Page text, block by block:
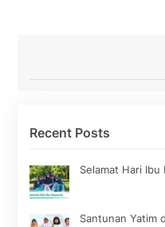
Recent Posts
Selamat Hari Ibu
Santunan Yatim